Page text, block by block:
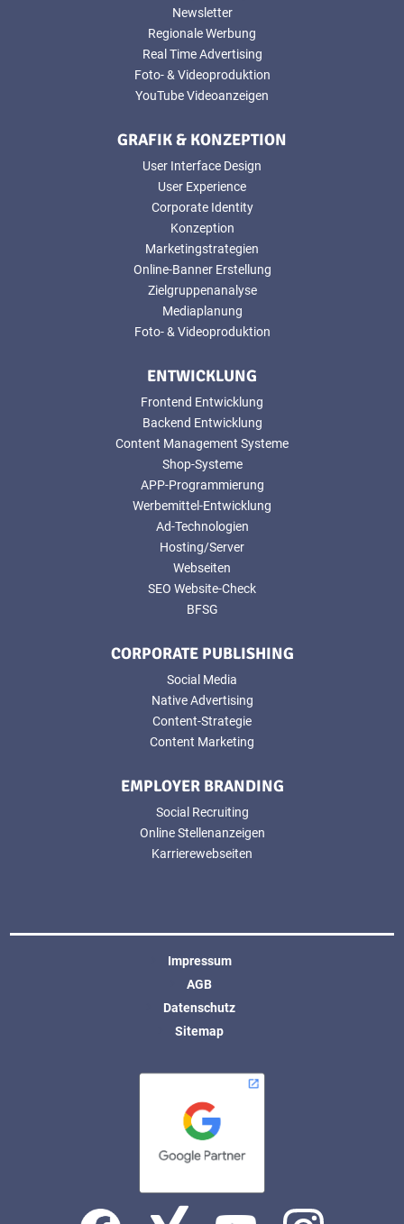
Newsletter
Regionale Werbung
Real Time Advertising
Foto- & Videoproduktion
YouTube Videoanzeigen
GRAFIK & KONZEPTION
User Interface Design
User Experience
Corporate Identity
Konzeption
Marketingstrategien
Online-Banner Erstellung
Zielgruppenanalyse
Mediaplanung
Foto- & Videoproduktion
ENTWICKLUNG
Frontend Entwicklung
Backend Entwicklung
Content Management Systeme
Shop-Systeme
APP-Programmierung
Werbemittel-Entwicklung
Ad-Technologien
Hosting/Server
Webseiten
SEO Website-Check
BFSG
CORPORATE PUBLISHING
Social Media
Native Advertising
Content-Strategie
Content Marketing
EMPLOYER BRANDING
Social Recruiting
Online Stellenanzeigen
Karrierewebseiten
Impressum
AGB
Datenschutz
Sitemap